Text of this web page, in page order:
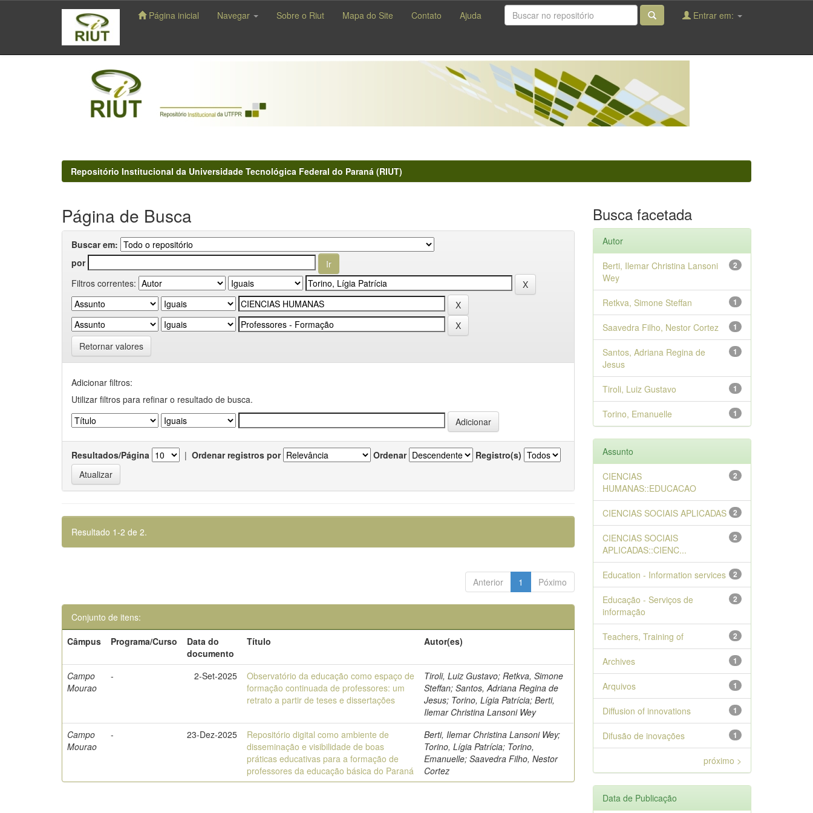
navigation
Página inicial Navegar Sobre o Riut Mapa do Site Contato Ajuda Entrar em:
Repositório Institucional da Universidade Tecnológica Federal do Paraná (RIUT)
Página de Busca
Buscar em:
por
Filtros correntes:
Retornar valores
Adicionar filtros:
Utilizar filtros para refinar o resultado de busca.
Resultados/Página | Ordenar registros por Ordenar Registro(s)
Resultado 1-2 de 2.
Anterior 1 Póximo
Conjunto de itens:
Câmpus
Programa/Curso
Data do
documento
Título Autor(es)
Campo
Mourao
- 2-Set-2025
Observatório da educação como espaço de
formação continuada de professores: um
retrato a partir de teses e dissertações
Tiroli, Luiz Gustavo; Retkva, Simone
Steffan; Santos, Adriana Regina de
Jesus; Torino, Lígia Patrícia; Berti,
Ilemar Christina Lansoni Wey
Campo
Mourao
- 23-Dez-2025
Repositório digital como ambiente de
disseminação e visibilidade de boas
práticas educativas para a formação de
professores da educação básica do Paraná
Berti, Ilemar Christina Lansoni Wey;
Torino, Lígia Patrícia; Torino,
Emanuelle; Saavedra Filho, Nestor
Cortez
Busca facetada
Autor
2
Berti, Ilemar Christina Lansoni
Wey
1
Retkva, Simone Steffan
1
Saavedra Filho, Nestor Cortez
1
Santos, Adriana Regina de
Jesus
1
Tiroli, Luiz Gustavo
1
Torino, Emanuelle
Assunto
2
CIENCIAS
HUMANAS::EDUCACAO
2
CIENCIAS SOCIAIS APLICADAS
2
CIENCIAS SOCIAIS
APLICADAS::CIENC...
2
Education - Information services
2
Educação - Serviços de
informação
2
Teachers, Training of
1
Archives
1
Arquivos
1
Diffusion of innovations
1
Difusão de inovações
próximo >
Data de Publicação